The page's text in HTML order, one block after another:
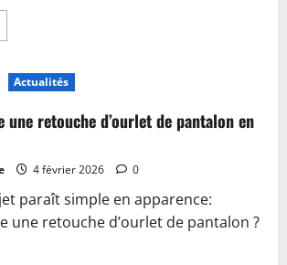
Guide
confort
Actualités
une retouche d’ourlet de pantalon en
4 février 2026 0
paraît simple en apparence:
une retouche d’ourlet de pantalon ?